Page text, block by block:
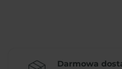
Darmowa